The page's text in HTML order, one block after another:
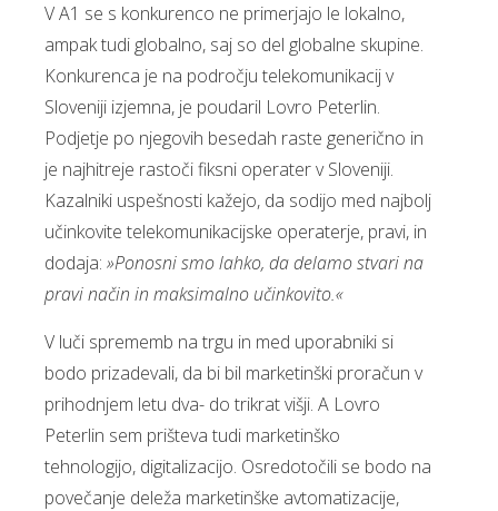
V A1 se s konkurenco ne primerjajo le lokalno,
ampak tudi globalno, saj so del globalne skupine.
Konkurenca je na področju telekomunikacij v
Sloveniji izjemna, je poudaril Lovro Peterlin.
Podjetje po njegovih besedah raste generično in
je najhitreje rastoči fiksni operater v Sloveniji.
Kazalniki uspešnosti kažejo, da sodijo med najbolj
učinkovite telekomunikacijske operaterje, pravi, in
dodaja: »Ponosni smo lahko, da delamo stvari na
pravi način in maksimalno učinkovito.«
V luči sprememb na trgu in med uporabniki si
bodo prizadevali, da bi bil marketinški proračun v
prihodnjem letu dva- do trikrat višji. A Lovro
Peterlin sem prišteva tudi marketinško
tehnologijo, digitalizacijo. Osredotočili se bodo na
povečanje deleža marketinške avtomatizacije,